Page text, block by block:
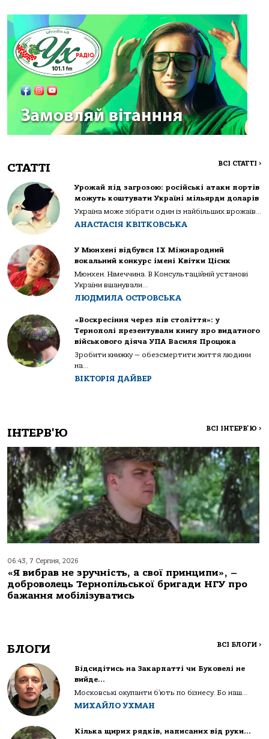
СТАТТІ ВСІ СТАТТІ >
Урожай під загрозою: російські атаки портів
можуть коштувати Україні мільярди доларів
Україна може зібрати один із найбільших врожаїв...
АНАСТАСІЯ КВІТКОВСЬКА
У Мюнхені відбувся IX Міжнародний
вокальний конкурс імені Квітки Цісик
Мюнхен. Німеччина. В Консультаційній установі
України вшанували...
ЛЮДМИЛА ОСТРОВСЬКА
«Воскресіння через пів століття»: у
Тернополі презентували книгу про видатного
військового діяча УПА Василя Процюка
Зробити книжку — обезсмертити життя людини
на...
ВІКТОРІЯ ДАЙВЕР
ІНТЕРВ'Ю ВСІ ІНТЕРВ'Ю >
06:43, 7 Серпня, 2026
«Я вибрав не зручність, а свої принципи», –
доброволець Тернопільської бригади НГУ про
бажання мобілізуватись
БЛОГИ ВСІ БЛОГИ >
Відсидітись на Закарпатті чи Буковелі не
вийде…
Московські окупанти б’ють по бізнесу. Бо наш...
МИХАЙЛО УХМАН
Кілька щирих рядків, написаних від руки…